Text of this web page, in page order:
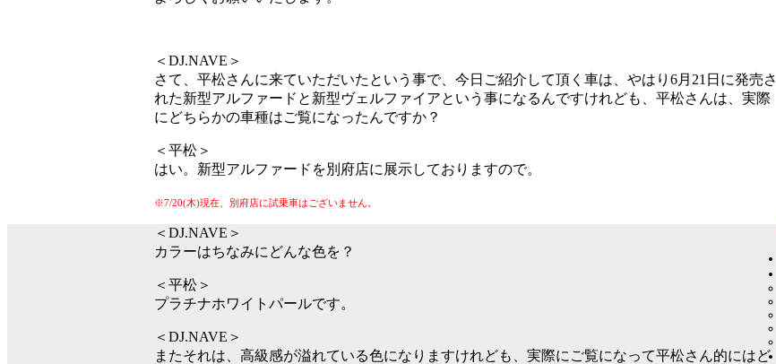
＜DJ.NAVE＞
さて、平松さんに来ていただいたという事で、今日ご紹介して頂く車は、やはり6月21日に発売さ
れた新型アルファードと新型ヴェルファイアという事になるんですけれども、平松さんは、実際
にどちらかの車種はご覧になったんですか？
＜平松＞
はい。新型アルファードを別府店に展示しておりますので。
※7/20(木)現在、別府店に試乗車はございません。
＜DJ.NAVE＞
カラーはちなみにどんな色を？
＜平松＞
プラチナホワイトパールです。
＜DJ.NAVE＞
またそれは、高級感が溢れている色になりますけれども、実際にご覧になって平松さん的にはど